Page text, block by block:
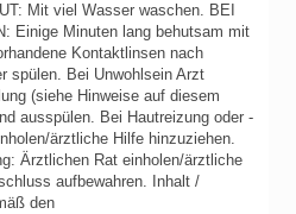
Mit viel Wasser waschen. BEI
Einige Minuten lang behutsam mit
Kontaktlinsen nach
spülen. Bei Unwohlsein Arzt
(siehe Hinweise auf diesem
ausspülen. Bei Hautreizung oder -
ärztliche Hilfe hinzuziehen.
Ärztlichen Rat einholen/ärztliche
aufbewahren.
Inhalt /
den